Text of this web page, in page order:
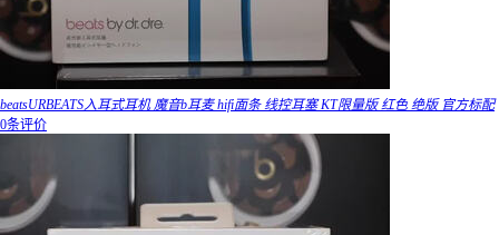
beatsURBEATS入耳式耳机 魔音b耳麦 hifi面条 线控耳塞 KT限量版 红色 绝版 官方标配
0条评价